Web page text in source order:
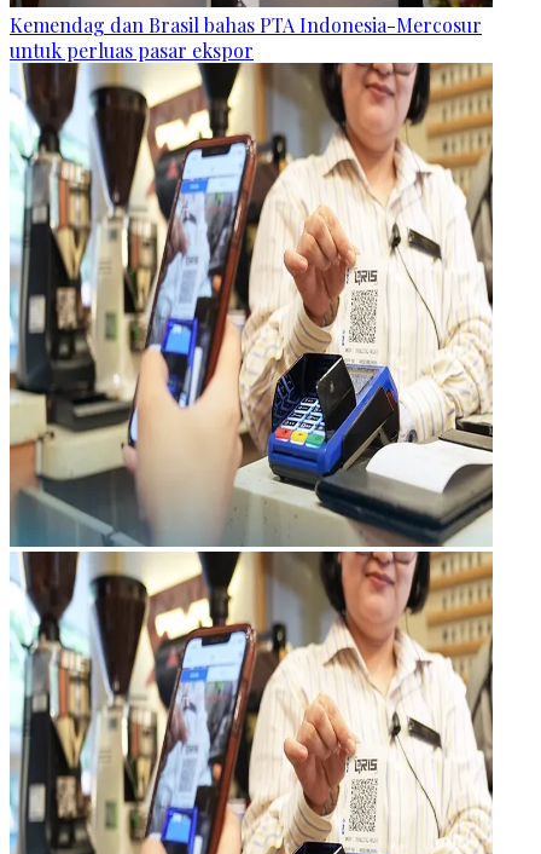
Kemendag dan Brasil bahas PTA Indonesia-Mercosur
untuk perluas pasar ekspor